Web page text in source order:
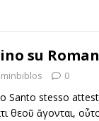
su
0
Santo stesso
θεοῦ ἄγονται,